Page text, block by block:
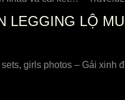
LỘ
girls photos – Gái